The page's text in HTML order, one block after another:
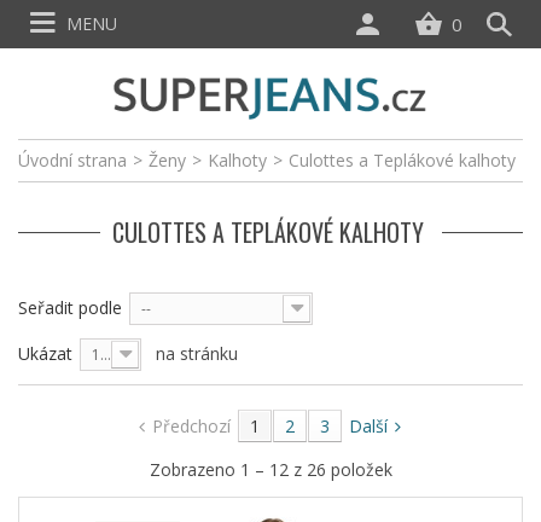
Úvodní strana > Ženy > Kalhoty > Culottes a Teplákové kalhoty
CULOTTES A TEPLÁKOVÉ KALHOTY
Seřadit podle --
Ukázat 12 na stránku
Předchozí 1 2 3
Další
Zobrazeno 1 – 12 z 26 položek
0
MENU